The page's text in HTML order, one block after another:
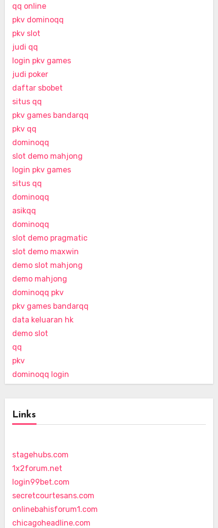
qq online
pkv dominoqq
pkv slot
judi qq
login pkv games
judi poker
daftar sbobet
situs qq
pkv games bandarqq
pkv qq
dominoqq
slot demo mahjong
login pkv games
situs qq
dominoqq
asikqq
dominoqq
slot demo pragmatic
slot demo maxwin
demo slot mahjong
demo mahjong
dominoqq pkv
pkv games bandarqq
data keluaran hk
demo slot
qq
pkv
dominoqq login
Links
stagehubs.com
1x2forum.net
login99bet.com
secretcourtesans.com
onlinebahisforum1.com
chicagoheadline.com